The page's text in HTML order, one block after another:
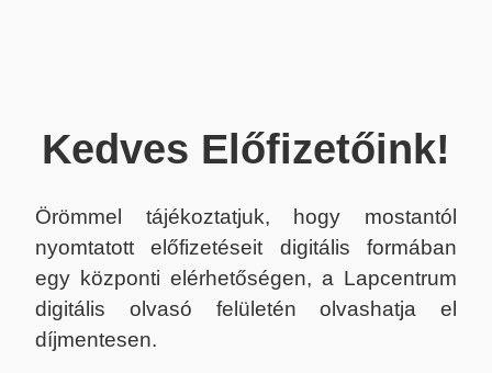
Kedves Előfizetőink!
Örömmel tájékoztatjuk, hogy mostantól
nyomtatott előfizetéseit digitális formában
egy központi elérhetőségen, a Lapcentrum
digitális olvasó felületén olvashatja el
díjmentesen.